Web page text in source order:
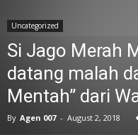
Uncategorized
Si Jago Merah
datang malah
Mentah” dari
By Agen 007 - August 2, 2018